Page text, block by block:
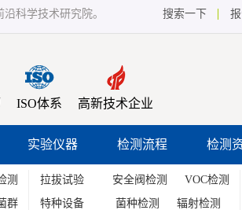
科学技术研究院。 搜索一下
ISO体系 高新技术企业
实验仪器 检测流程 检测
测
群
拉拔试验 安全阀检测
VOC检测
特种设备
菌种检测 辐射检测